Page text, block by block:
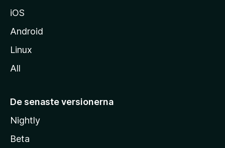
iOS
Android
Linux
All
De senaste versionerna
Nightly
Beta